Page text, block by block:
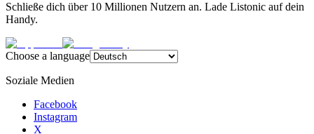
Schließe dich über 10 Millionen Nutzern an. Lade Listonic auf dein
Handy.
Choose a language
Soziale Medien
Facebook
Instagram
X